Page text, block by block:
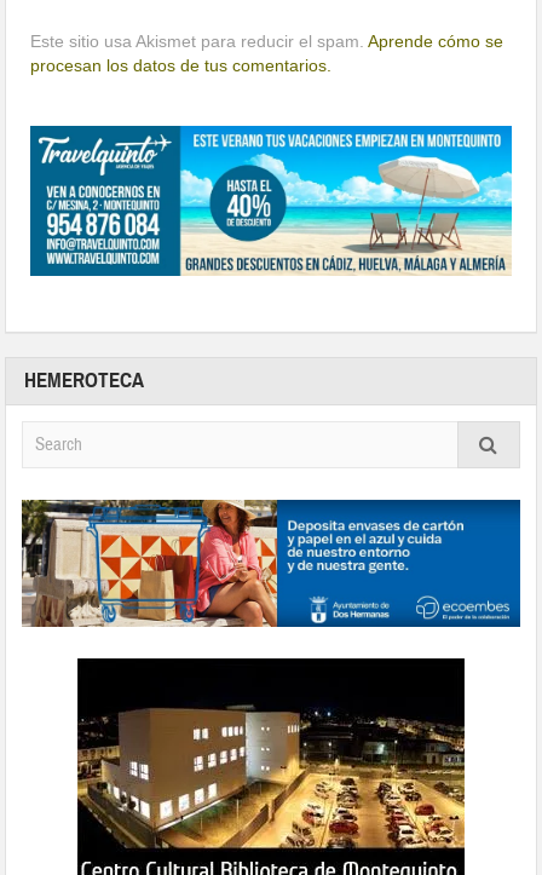
Este sitio usa Akismet para reducir el spam.Aprende cómo se
procesan los datos de tus comentarios.
HEMEROTECA